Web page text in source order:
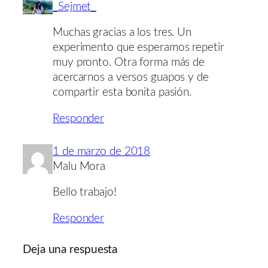
_Sejmet_
Muchas gracias a los tres. Un
experimento que esperamos repetir
muy pronto. Otra forma más de
acercarnos a versos guapos y de
compartir esta bonita pasión.
Responder
1 de marzo de 2018
Malu Mora
Bello trabajo!
Responder
Deja una respuesta